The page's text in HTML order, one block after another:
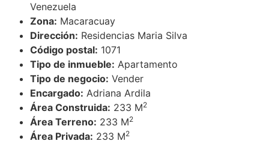
Venezuela
Zona: Macaracuay
Dirección: Residencias Maria Silva
Código postal: 1071
Tipo de inmueble: Apartamento
Tipo de negocio: Vender
Encargado: Adriana Ardila
Área Construida: 233 M2
Área Terreno: 233 M2
Área Privada: 233 M2